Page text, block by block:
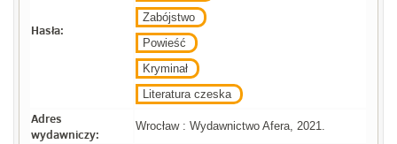
Hasła:
Zabójstwo
Powieść
Kryminał
Literatura czeska
Adres
wydawniczy:
Wrocław : Wydawnictwo Afera, 2021.